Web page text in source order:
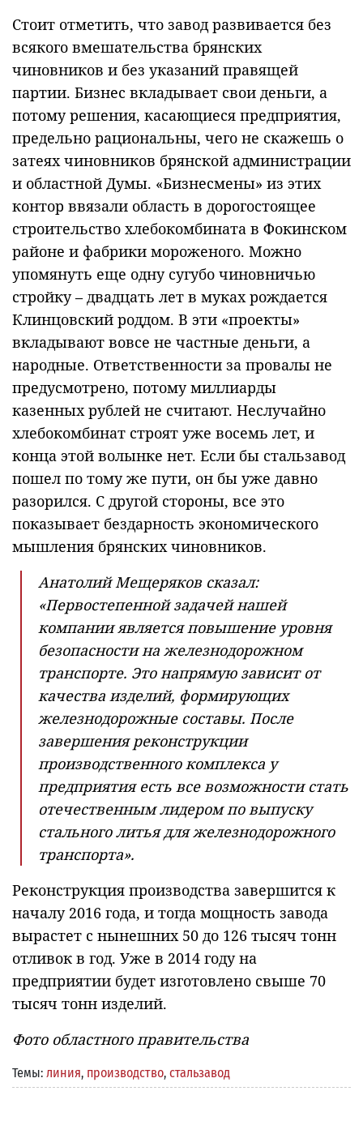
Стоит отметить, что завод развивается без
всякого вмешательства брянских
чиновников и без указаний правящей
партии. Бизнес вкладывает свои деньги, а
потому решения, касающиеся предприятия,
предельно рациональны, чего не скажешь о
затеях чиновников брянской администрации
и областной Думы. «Бизнесмены» из этих
контор ввязали область в дорогостоящее
строительство хлебокомбината в Фокинском
районе и фабрики мороженого. Можно
упомянуть еще одну сугубо чиновничью
стройку – двадцать лет в муках рождается
Клинцовский роддом. В эти «проекты»
вкладывают вовсе не частные деньги, а
народные. Ответственности за провалы не
предусмотрено, потому миллиарды
казенных рублей не считают. Неслучайно
хлебокомбинат строят уже восемь лет, и
конца этой волынке нет. Если бы стальзавод
пошел по тому же пути, он бы уже давно
разорился. С другой стороны, все это
показывает бездарность экономического
мышления брянских чиновников.
Анатолий Мещеряков сказал:
«Первостепенной задачей нашей
компании является повышение уровня
безопасности на железнодорожном
транспорте. Это напрямую зависит от
качества изделий, формирующих
железнодорожные составы. После
завершения реконструкции
производственного комплекса у
предприятия есть все возможности стать
отечественным лидером по выпуску
стального литья для железнодорожного
транспорта».
Реконструкция производства завершится к
началу 2016 года, и тогда мощность завода
вырастет с нынешних 50 до 126 тысяч тонн
отливок в год. Уже в 2014 году на
предприятии будет изготовлено свыше 70
тысяч тонн изделий.
Фото областного правительства
Темы: линия, производство, стальзавод